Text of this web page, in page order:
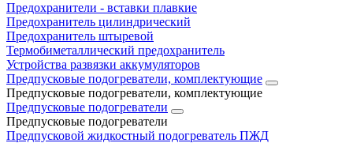
Предохранители - вставки плавкие
Предохранитель цилиндрический
Предохранитель штыревой
Термобиметаллический предохранитель
Устройства развязки аккумуляторов
Предпусковые подогреватели, комплектующие
Предпусковые подогреватели, комплектующие
Предпусковые подогреватели
Предпусковые подогреватели
Предпусковой жидкостный подогреватель ПЖД